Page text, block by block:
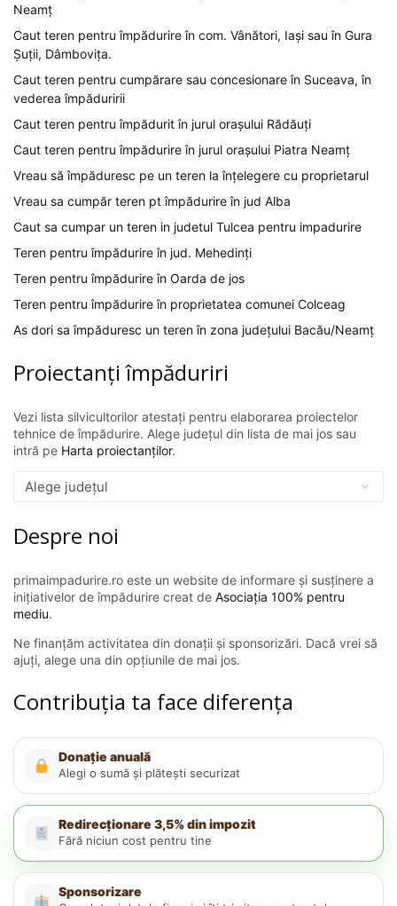
Neamț
Caut teren pentru împădurire în com. Vânători, Iași sau în Gura
Șuții, Dâmbovița.
Caut teren pentru cumpărare sau concesionare în Suceava, în
vederea împăduririi
Caut teren pentru împădurit în jurul orașului Rădăuți
Caut teren pentru împădurire în jurul orașului Piatra Neamț
Vreau să împăduresc pe un teren la înțelegere cu proprietarul
Vreau sa cumpăr teren pt împădurire în jud Alba
Caut sa cumpar un teren in judetul Tulcea pentru impadurire
Teren pentru împădurire în jud. Mehedinți
Teren pentru împădurire în Oarda de jos
Teren pentru împădurire în proprietatea comunei Colceag
As dori sa împăduresc un teren în zona județului Bacău/Neamț
Proiectanți împăduriri
Vezi lista silvicultorilor atestați pentru elaborarea proiectelor
tehnice de împădurire. Alege județul din lista de mai jos sau
intră pe Harta proiectanților.
Despre noi
primaimpadurire.ro este un website de informare și susținere a
inițiativelor de împădurire creat de Asociația 100% pentru
mediu.
Ne finanțăm activitatea din donații și sponsorizări. Dacă vrei să
ajuți, alege una din opțiunile de mai jos.
Contribuția ta face diferența
Donație anuală
Alegi o sumă și plătești securizat
Redirecționare 3,5% din impozit
Fără niciun cost pentru tine
Sponsorizare